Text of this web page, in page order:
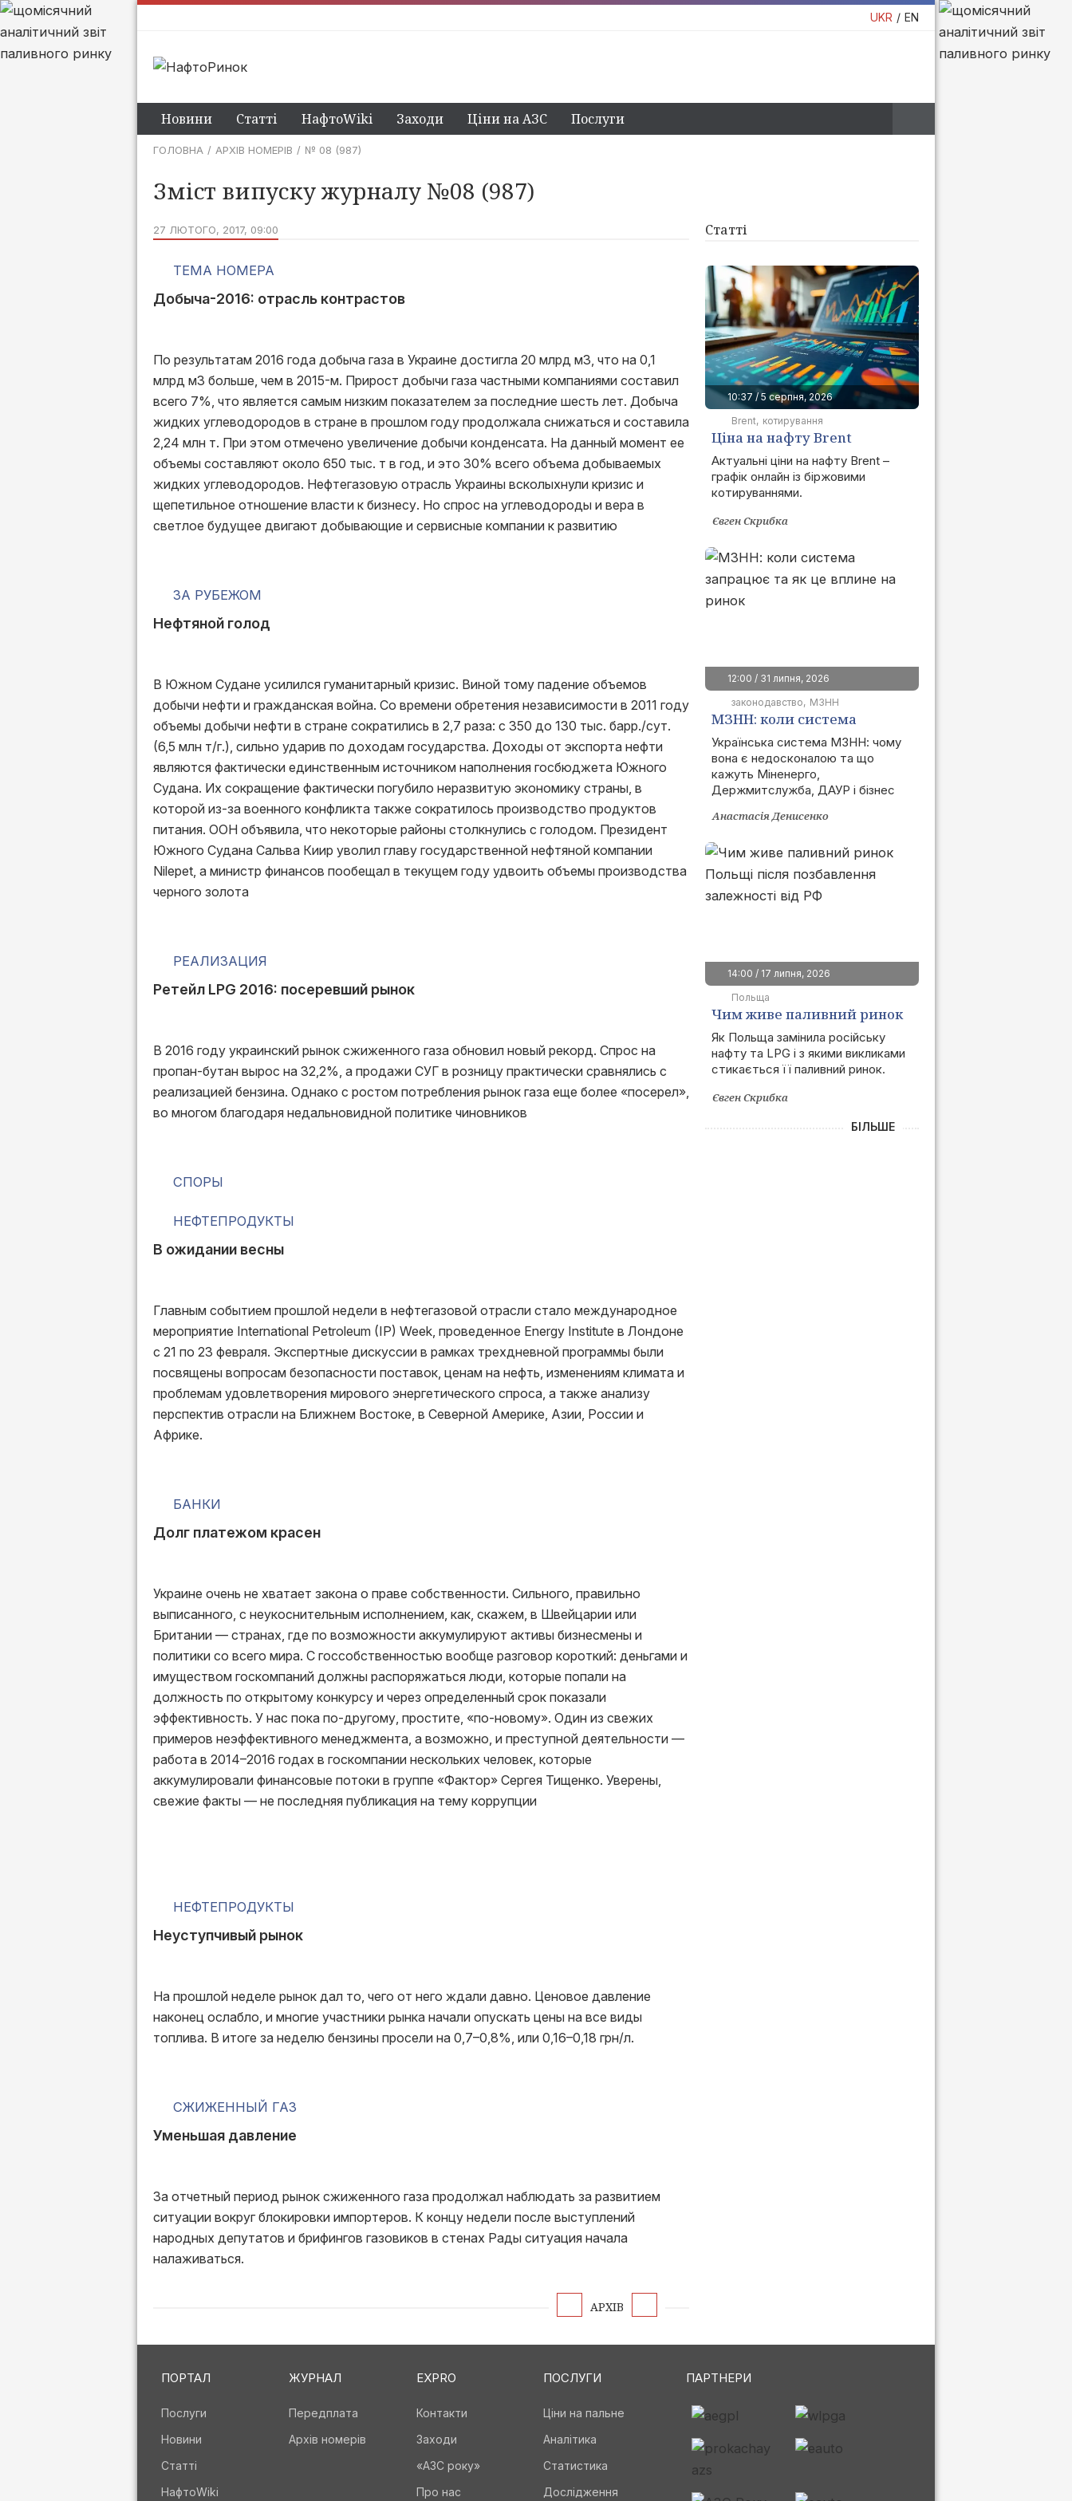
UKR EN
Новини Статті НафтоWiki Заходи Ціни на АЗС Послуги
ГОЛОВНА АРХІВ НОМЕРІВ № 08 (987)
Зміст випуску журналу №08 (987)
27 ЛЮТОГО, 2017, 09:00
ТЕМА НОМЕРА
Добыча-2016: отрасль контрастов
По результатам 2016 года добыча газа в Украине достигла 20 млрд м3, что на 0,1
млрд м3 больше, чем в 2015-м. Прирост добычи газа частными компаниями составил
всего 7%, что является самым низким показателем за последние шесть лет. Добыча
жидких углеводородов в стране в прошлом году продолжала снижаться и составила
2,24 млн т. При этом отмечено увеличение добычи конденсата. На данный момент ее
объемы составляют около 650 тыс. т в год, и это 30% всего объема добываемых
жидких углеводородов. Нефтегазовую отрасль Украины всколыхнули кризис и
щепетильное отношение власти к бизнесу. Но спрос на углеводороды и вера в
светлое будущее двигают добывающие и сервисные компании к развитию
ЗА РУБЕЖОМ
Нефтяной голод
В Южном Судане усилился гуманитарный кризис. Виной тому падение объемов
добычи нефти и гражданская война. Со времени обретения независимости в 2011 году
объемы добычи нефти в стране сократились в 2,7 раза: с 350 до 130 тыс. барр./сут.
(6,5 млн т/г.), сильно ударив по доходам государства. Доходы от экспорта нефти
являются фактически единственным источником наполнения госбюджета Южного
Судана. Их сокращение фактически погубило неразвитую экономику страны, в
которой из-за военного конфликта также сократилось производство продуктов
питания. ООН объявила, что некоторые районы столкнулись с голодом. Президент
Южного Судана Сальва Киир уволил главу государственной нефтяной компании
Nilepet, а министр финансов пообещал в текущем году удвоить объемы производства
черного золота
РЕАЛИЗАЦИЯ
Ретейл LPG 2016: посеревший рынок
В 2016 году украинский рынок сжиженного газа обновил новый рекорд. Спрос на
пропан-бутан вырос на 32,2%, а продажи СУГ в розницу практически сравнялись с
реализацией бензина. Однако с ростом потребления рынок газа еще более «посерел»,
во многом благодаря недальновидной политике чиновников
СПОРЫ
НЕФТЕПРОДУКТЫ
В ожидании весны
Главным событием прошлой недели в нефтегазовой отрасли стало международное
мероприятие International Petroleum (IP) Week, проведенное Energy Institute в Лондоне
с 21 по 23 февраля. Экспертные дискуссии в рамках трехдневной программы были
посвящены вопросам безопасности поставок, ценам на нефть, изменениям климата и
проблемам удовлетворения мирового энергетического спроса, а также анализу
перспектив отрасли на Ближнем Востоке, в Северной Америке, Азии, России и
Африке.
БАНКИ
Долг платежом красен
Украине очень не хватает закона о праве собственности. Сильного, правильно
выписанного, с неукоснительным исполнением, как, скажем, в Швейцарии или
Британии — странах, где по возможности аккумулируют активы бизнесмены и
политики со всего мира. С госсобственностью вообще разговор короткий: деньгами и
имуществом госкомпаний должны распоряжаться люди, которые попали на
должность по открытому конкурсу и через определенный срок показали
эффективность. У нас пока по-другому, простите, «по-новому». Один из свежих
примеров неэффективного менеджмента, а возможно, и преступной деятельности —
работа в 2014–2016 годах в госкомпании нескольких человек, которые
аккумулировали финансовые потоки в группе «Фактор» Сергея Тищенко. Уверены,
свежие факты — не последняя публикация на тему коррупции
НЕФТЕПРОДУКТЫ
Неуступчивый рынок
На прошлой неделе рынок дал то, чего от него ждали давно. Ценовое давление
наконец ослабло, и многие участники рынка начали опускать цены на все виды
топлива. В итоге за неделю бензины просели на 0,7–0,8%, или 0,16–0,18 грн/л.
СЖИЖЕННЫЙ ГАЗ
Уменьшая давление
За отчетный период рынок сжиженного газа продолжал наблюдать за развитием
ситуации вокруг блокировки импортеров. К концу недели после выступлений
народных депутатов и брифингов газовиков в стенах Рады ситуация начала
налаживаться.
АРХІВ
Статті
10:37 / 5 серпня, 2026
Brent котирування
Ціна на нафту Brent
сьогодні | графік онлайн
Актуальні ціни на нафту Brent –
графік онлайн із біржовими
котируваннями.
Євген Скрибка
12:00 / 31 липня, 2026
законодавство
МЗНН
МЗНН: коли система
запрацює та як це вплине
на ринок
Українська система МЗНН: чому
вона є недосконалою та що
кажуть Міненерго,
Держмитслужба, ДАУР і бізнес
Анастасія Денисенко
14:00 / 17 липня, 2026
Польща
Чим живе паливний ринок
Польщі після позбавлення
залежності від РФ
Як Польща замінила російську
нафту та LPG і з якими викликами
стикається її паливний ринок.
Євген Скрибка
БІЛЬШЕ
ПОРТАЛ
Послуги
Новини
Статті
НафтоWiki
ЖУРНАЛ
Передплата
Архів номерів
EXPRO
Контакти
Заходи
«АЗС року»
Про нас
ПОСЛУГИ
Ціни на пальне
Аналітика
Статистика
Дослідження
ПАРТНЕРИ